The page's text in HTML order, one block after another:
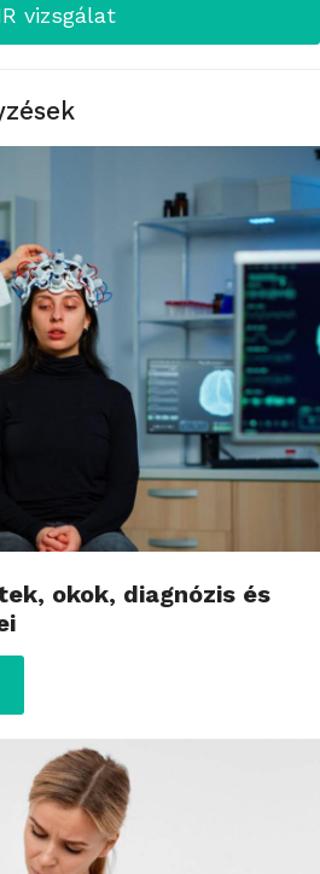
vizsgálat
okok, diagnózis és